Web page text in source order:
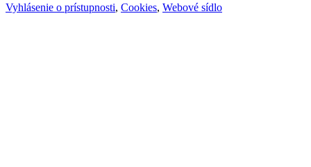
Vyhlásenie o prístupnosti, Cookies, Webové sídlo